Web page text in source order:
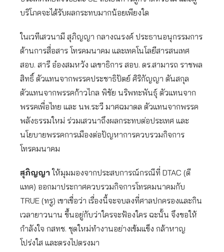
บริโภคจะได้รับผลกระทบมากน้อยเพียงใด
ในเวทีเสวนามี สุภิญญา กลางณรงค์ ประธานอนุกรรมการ
ด้านการสื่อสาร โทรคมนาคม และเทคโนโลยีสารสนเทศ
สอบ. สารี อ๋องสมหวัง เลขาธิการ สอบ. ดร.สามารถ ราชพล
สิทธิ์ ตัวแทนจากพรรคประชาธิปัตย์ ศิริกัญญา ตันสกุล
ตัวแทนจากพรรคก้าวไกล พิชัย นริพทะพันธุ์ ตัวแทนจาก
พรรคเพื่อไทย และ นพ.ระวี มาศฉมาดล ตัวแทนจากพรรค
พลังธรรมใหม่ ร่วมเสวนาถึงผลกระทบต่อประเทศ และ
นโยบายพรรคการเมืองต่อปัญหาการควบรวมกิจการ
โทรคมนาคม
สุภิญญาให้มุมมองจากประสบการณ์กรณีที่ DTAC (ดี
แทค) ออกมาประกาศควบรวมกิจการโทรคมนาคมกับ
TRUE (ทรู) เขาเชื่อว่า เรื่องนี้จะจบลงที่ศาลปกครองและกิน
เวลายาวนาน ขึ้นอยู่กับว่าใครจะฟ้องใคร ฉะนั้น จึงขอให้
กำลังใจ กสทช. ชุดใหม่ทำงานอย่างเข้มแข็ง กล้าหาญ
โปร่งใส และตรงไปตรงมา